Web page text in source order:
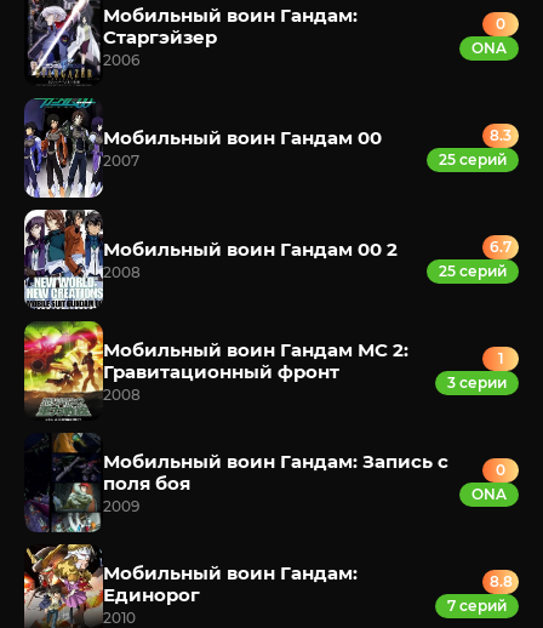
Мобильный воин Гандам:
Старгэйзер
2006
0
ONA
Мобильный воин Гандам 00
2007
8.3
25 серий
Мобильный воин Гандам 00 2
2008
6.7
25 серий
Мобильный воин Гандам МС 2:
Гравитационный фронт
2008
1
3 серии
Мобильный воин Гандам: Запись с
поля боя
2009
0
ONA
Мобильный воин Гандам:
Единорог
2010
8.8
7 серий